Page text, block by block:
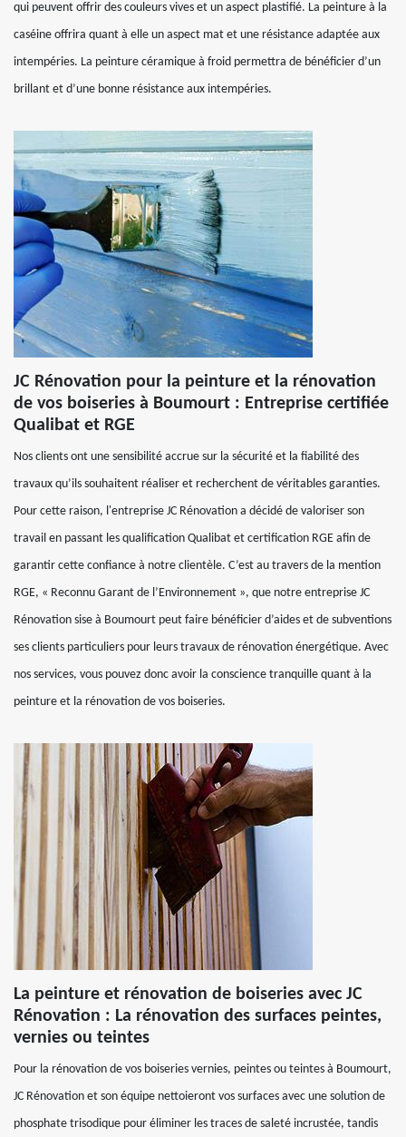
qui peuvent offrir des couleurs vives et un aspect plastifié. La peinture à la
caséine offrira quant à elle un aspect mat et une résistance adaptée aux
intempéries. La peinture céramique à froid permettra de bénéficier d’un
brillant et d’une bonne résistance aux intempéries.
JC Rénovation pour la peinture et la rénovation
de vos boiseries à Boumourt : Entreprise certifiée
Qualibat et RGE
Nos clients ont une sensibilité accrue sur la sécurité et la fiabilité des
travaux qu’ils souhaitent réaliser et recherchent de véritables garanties.
Pour cette raison, l'entreprise JC Rénovation a décidé de valoriser son
travail en passant les qualification Qualibat et certification RGE afin de
garantir cette confiance à notre clientèle. C’est au travers de la mention
RGE, « Reconnu Garant de l’Environnement », que notre entreprise JC
Rénovation sise à Boumourt peut faire bénéficier d’aides et de subventions
ses clients particuliers pour leurs travaux de rénovation énergétique. Avec
nos services, vous pouvez donc avoir la conscience tranquille quant à la
peinture et la rénovation de vos boiseries.
La peinture et rénovation de boiseries avec JC
Rénovation : La rénovation des surfaces peintes,
vernies ou teintes
Pour la rénovation de vos boiseries vernies, peintes ou teintes à Boumourt,
JC Rénovation et son équipe nettoieront vos surfaces avec une solution de
phosphate trisodique pour éliminer les traces de saleté incrustée, tandis